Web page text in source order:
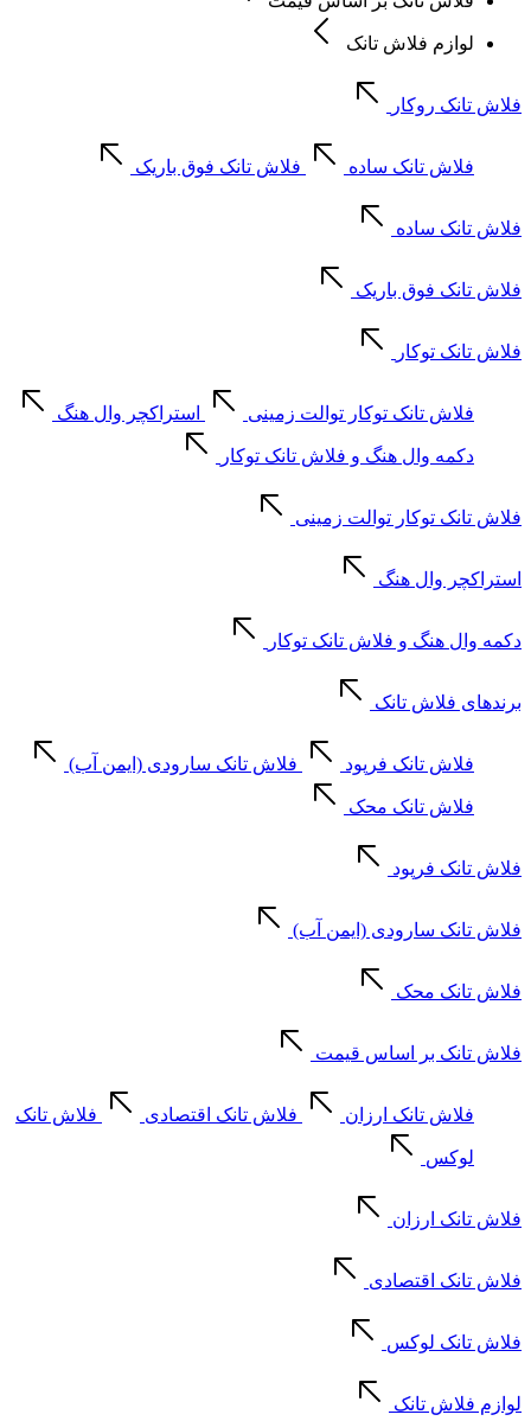
لوازم فلاش تانک
فلاش تانک روکار
فلاش تانک ساده فلاش تانک فوق باریک
فلاش تانک ساده
فلاش تانک فوق باریک
فلاش تانک توکار
فلاش تانک توکار توالت زمینی استراکچر وال هنگ
دکمه وال هنگ و فلاش تانک توکار
فلاش تانک توکار توالت زمینی
استراکچر وال هنگ
دکمه وال هنگ و فلاش تانک توکار
برندهای فلاش تانک
فلاش تانک فرپود فلاش تانک سارودی (ایمن آب)
فلاش تانک محک
فلاش تانک فرپود
فلاش تانک سارودی (ایمن آب)
فلاش تانک محک
فلاش تانک بر اساس قیمت
فلاش تانک ارزان فلاش تانک اقتصادی فلاش تانک
لوکس
فلاش تانک ارزان
فلاش تانک اقتصادی
فلاش تانک لوکس
لوازم فلاش تانک